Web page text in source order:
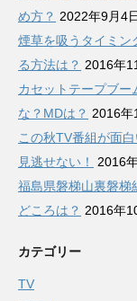
め方？ 2022年9月4
煙草を吸うタイミン
る方法は？ 2016年
カセットテープブ
な？MDは？ 2016年
この秋TV番組が面
見逃せない！
2016
福島県磐梯山裏磐梯
どころは？ 2016年
カテゴリー
TV